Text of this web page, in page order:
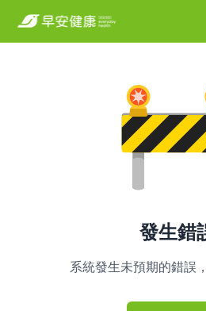
發生錯
系統發生未預期的錯誤